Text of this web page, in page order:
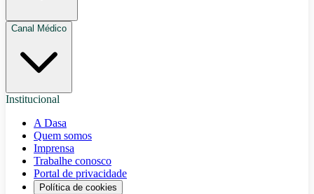
Canal Médico
Institucional
A Dasa
Quem somos
Imprensa
Trabalhe conosco
Portal de privacidade
Política de cookies